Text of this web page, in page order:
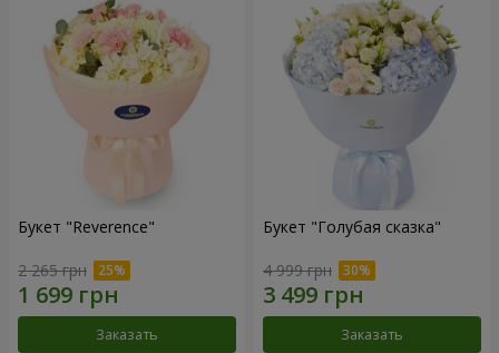
Букет "Reverence"
2 265 грн
Заказать
Букет "Голубая сказка"
4 999 грн
Заказать